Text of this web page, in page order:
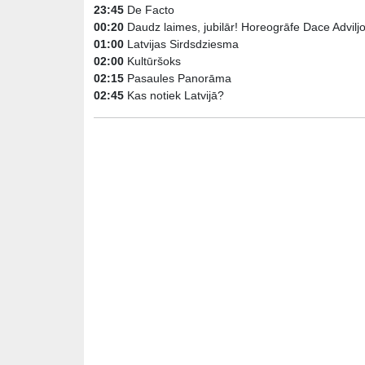
23:45 De Facto
00:20 Daudz laimes, jubilār! Horeogrāfe Dace
01:00 Latvijas Sirdsdziesma
02:00 Kultūršoks
02:15 Pasaules Panorāma
02:45 Kas notiek Latvijā?